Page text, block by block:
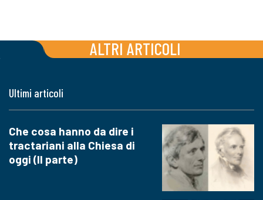
ALTRI ARTICOLI
Ultimi articoli
Che cosa hanno da dire i
tractariani alla Chiesa di
oggi (II parte)